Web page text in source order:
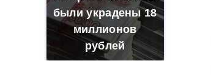
были украдены 18
миллионов
рублей